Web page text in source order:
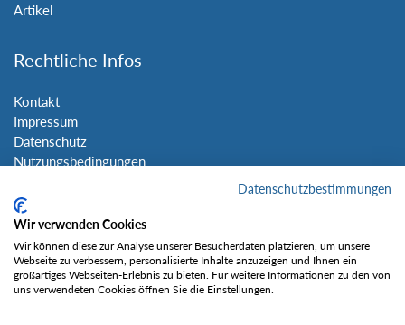
Artikel
Rechtliche Infos
Kontakt
Impressum
Datenschutz
Nutzungsbedingungen
Social Media
Datenschutzbestimmungen
Wir verwenden Cookies
Wir können diese zur Analyse unserer Besucherdaten platzieren, um unsere
Webseite zu verbessern, personalisierte Inhalte anzuzeigen und Ihnen ein
großartiges Webseiten-Erlebnis zu bieten. Für weitere Informationen zu den von
uns verwendeten Cookies öffnen Sie die Einstellungen.